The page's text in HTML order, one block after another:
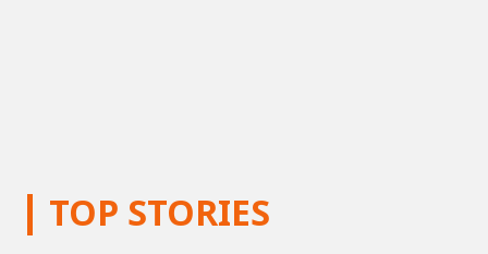
TOP STORIES